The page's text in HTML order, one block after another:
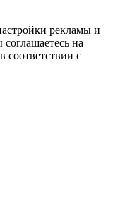
рекламы и
соглашаетесь на
соответствии с